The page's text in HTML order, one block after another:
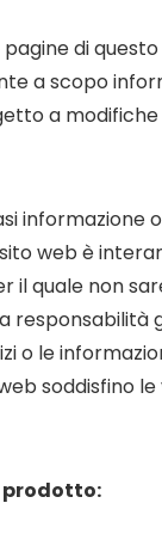
pagine di
a scopo
a
informazione
web è
il quale non
responsabilità
o le
soddisfino
prodotto: